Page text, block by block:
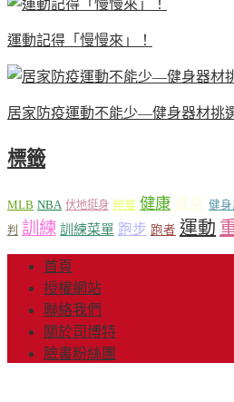
運動記得「慢慢來」！
居家防疫運動不能少—健身器材挑
標籤
MLB NBA 伏地挺身 伸展 健康 健身 健身
判 訓練 訓練菜單 跑步 跑者 運動
首頁
授權網站
聯絡我們
關於司博特
臉書粉絲團